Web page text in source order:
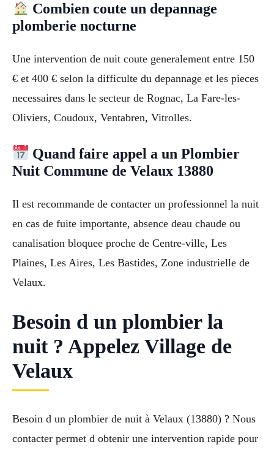
Combien coute un depannage
plomberie nocturne
Une intervention de nuit coute generalement entre 150
€ et 400 € selon la difficulte du depannage et les pieces
necessaires dans le secteur de Rognac, La Fare-les-
Oliviers, Coudoux, Ventabren, Vitrolles.
Quand faire appel a un Plombier
Nuit Commune de Velaux 13880
Il est recommande de contacter un professionnel la nuit
en cas de fuite importante, absence deau chaude ou
canalisation bloquee proche de Centre-ville, Les
Plaines, Les Aires, Les Bastides, Zone industrielle de
Velaux.
Besoin d un plombier la
nuit ? Appelez Village de
Velaux
Besoin d un plombier de nuit à Velaux (13880) ? Nous
contacter permet d obtenir une intervention rapide pour